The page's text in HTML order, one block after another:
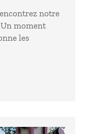
notre
Un moment
les